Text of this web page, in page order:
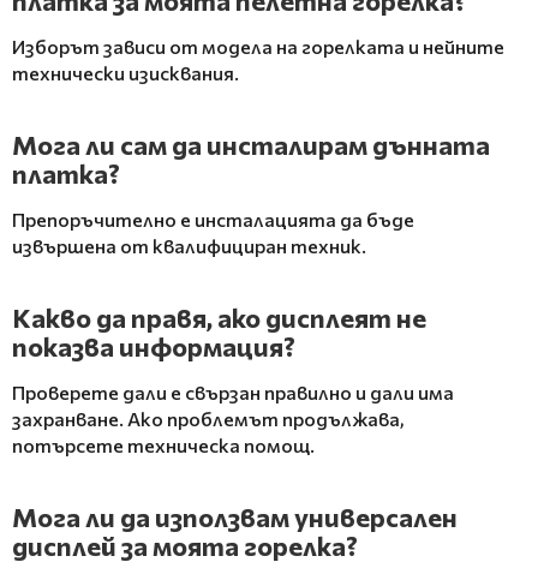
Изборът зависи от модела на горелката и нейните
технически изисквания.
Мога ли сам да инсталирам дънната
платка?
Препоръчително е инсталацията да бъде
извършена от квалифициран техник.
Какво да правя, ако дисплеят не
показва информация?
Проверете дали е свързан правилно и дали има
захранване. Ако проблемът продължава,
потърсете техническа помощ.
Мога ли да използвам универсален
дисплей за моята горелка?